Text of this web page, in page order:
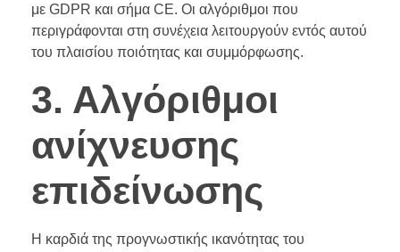
με GDPR και σήμα CE. Οι αλγόριθμοι που
περιγράφονται στη συνέχεια λειτουργούν εντός αυτού
του πλαισίου ποιότητας και συμμόρφωσης.
3. Αλγόριθμοι
ανίχνευσης
επιδείνωσης
Η καρδιά της προγνωστικής ικανότητας του